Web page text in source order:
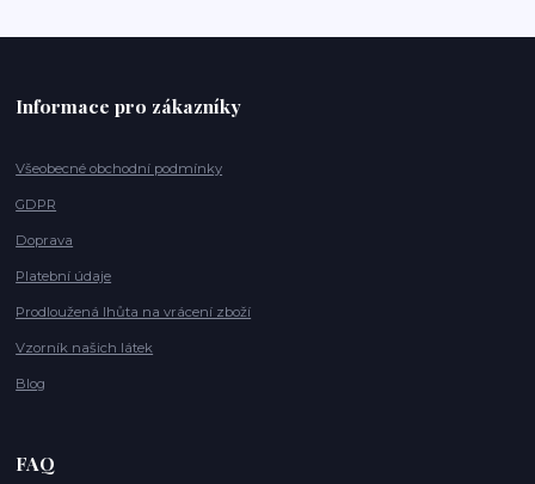
Informace pro zákazníky
Všeobecné obchodní podmínky
GDPR
Doprava
Platební údaje
Prodloužená lhůta na vrácení zboží
Vzorník našich látek
Blog
FAQ